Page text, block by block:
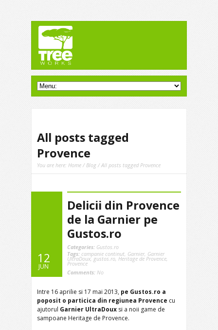
All posts tagged
Provence
You are here: Home /Blog / All posts tagged Provence
12
JUN
Delicii din Provence
de la Garnier pe
Gustos.ro
Categories: Gustos.ro
Tags: campanie continut, Garnier, Garnier
UltraDoux, gustos.ro, Heritage de Provence,
Provence
Comments: No
Intre 16 aprilie si 17 mai 2013, pe Gustos.ro a
poposit o particica din regiunea Provence cu
ajutorul Garnier UltraDoux si a noii game de
sampoane Heritage de Provence.